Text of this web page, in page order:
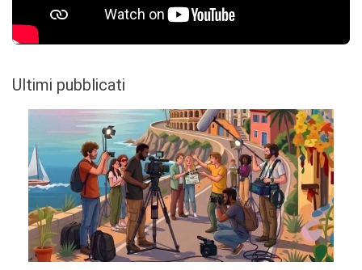
Ultimi pubblicati